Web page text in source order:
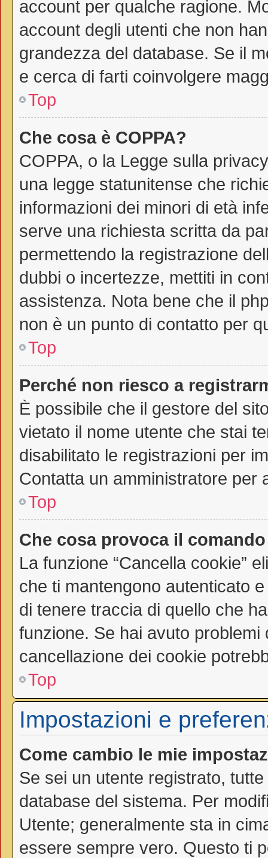
account per qualche ragione.
account degli utenti che non
grandezza del database. Se il
e cerca di farti coinvolgere
Top
Che cosa è COPPA?
COPPA, o la Legge sulla
una legge statunitense che
informazioni dei minori di età
serve una richiesta scritta da
permettendo la registrazione
dubbi o incertezze, mettiti in
assistenza. Nota bene che il
non è un punto di contatto per
Top
Perché non riesco a
È possibile che il gestore del
vietato il nome utente che stai
disabilitato le registrazioni per
Contatta un amministratore per
Top
Che cosa provoca il
La funzione “Cancella cookie”
che ti mantengono autenticato
di tenere traccia di quello che
funzione. Se hai avuto
cancellazione dei cookie
Top
Impostazioni e
Come cambio le mie
Se sei un utente registrato,
database del sistema. Per
Utente; generalmente sta in
essere sempre vero. Questo ti